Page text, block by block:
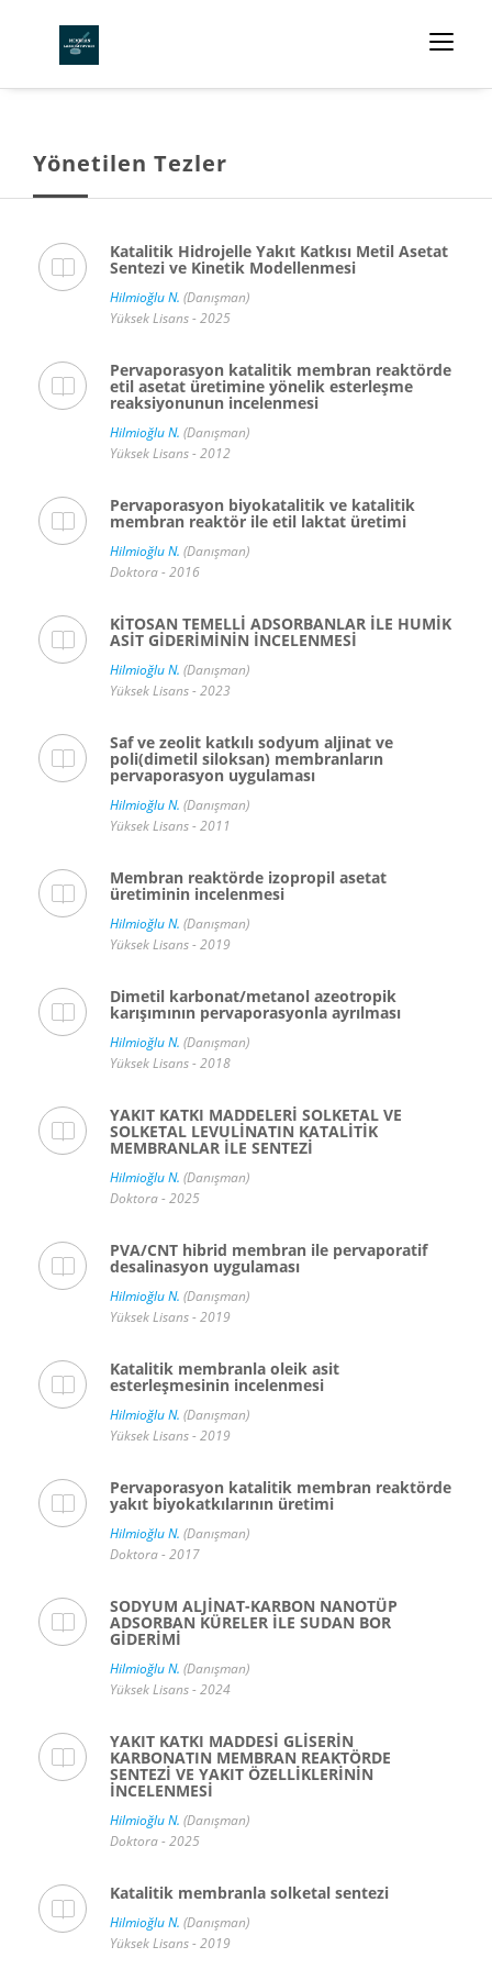
Yönetilen Tezler
Katalitik Hidrojelle Yakıt Katkısı Metil Asetat
Sentezi ve Kinetik Modellenmesi
Hilmioğlu N. (Danışman)
Yüksek Lisans - 2025
Pervaporasyon katalitik membran reaktörde
etil asetat üretimine yönelik esterleşme
reaksiyonunun incelenmesi
Hilmioğlu N. (Danışman)
Yüksek Lisans - 2012
Pervaporasyon biyokatalitik ve katalitik
membran reaktör ile etil laktat üretimi
Hilmioğlu N. (Danışman)
Doktora - 2016
KİTOSAN TEMELLİ ADSORBANLAR İLE HUMİK
ASİT GİDERİMİNİN İNCELENMESİ
Hilmioğlu N. (Danışman)
Yüksek Lisans - 2023
Saf ve zeolit katkılı sodyum aljinat ve
poli(dimetil siloksan) membranların
pervaporasyon uygulaması
Hilmioğlu N. (Danışman)
Yüksek Lisans - 2011
Membran reaktörde izopropil asetat
üretiminin incelenmesi
Hilmioğlu N. (Danışman)
Yüksek Lisans - 2019
Dimetil karbonat/metanol azeotropik
karışımının pervaporasyonla ayrılması
Hilmioğlu N. (Danışman)
Yüksek Lisans - 2018
YAKIT KATKI MADDELERİ SOLKETAL VE
SOLKETAL LEVULİNATIN KATALİTİK
MEMBRANLAR İLE SENTEZİ
Hilmioğlu N. (Danışman)
Doktora - 2025
PVA/CNT hibrid membran ile pervaporatif
desalinasyon uygulaması
Hilmioğlu N. (Danışman)
Yüksek Lisans - 2019
Katalitik membranla oleik asit
esterleşmesinin incelenmesi
Hilmioğlu N. (Danışman)
Yüksek Lisans - 2019
Pervaporasyon katalitik membran reaktörde
yakıt biyokatkılarının üretimi
Hilmioğlu N. (Danışman)
Doktora - 2017
SODYUM ALJİNAT-KARBON NANOTÜP
ADSORBAN KÜRELER İLE SUDAN BOR
GİDERİMİ
Hilmioğlu N. (Danışman)
Yüksek Lisans - 2024
YAKIT KATKI MADDESİ GLİSERİN
KARBONATIN MEMBRAN REAKTÖRDE
SENTEZİ VE YAKIT ÖZELLİKLERİNİN
İNCELENMESİ
Hilmioğlu N. (Danışman)
Doktora - 2025
Katalitik membranla solketal sentezi
Hilmioğlu N. (Danışman)
Yüksek Lisans - 2019